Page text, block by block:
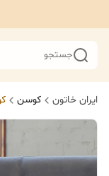
جستجو
ایران خاتون کوسن